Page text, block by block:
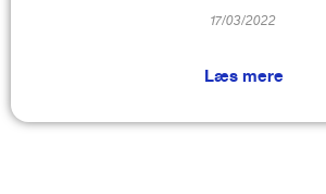
17/03/2022
Læs mere